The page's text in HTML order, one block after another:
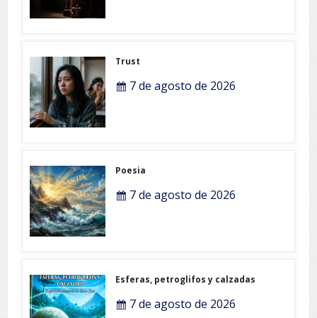
Trust
7 de agosto de 2026
Poesia
7 de agosto de 2026
Esferas, petroglifos y calzadas
7 de agosto de 2026